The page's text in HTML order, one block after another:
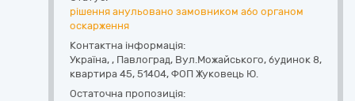
рішення анульовано замовником або органом
оскарження
Контактна інформація:
Україна, , Павлоград, Вул.Можайського, будинок 8,
квартира 45, 51404, ФОП Жуковець Ю.
Остаточна пропозиція: